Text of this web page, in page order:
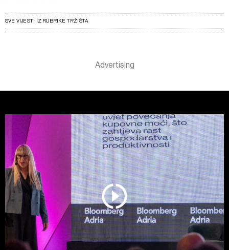
SVE VIJESTI IZ RUBRIKE TRŽIŠTA